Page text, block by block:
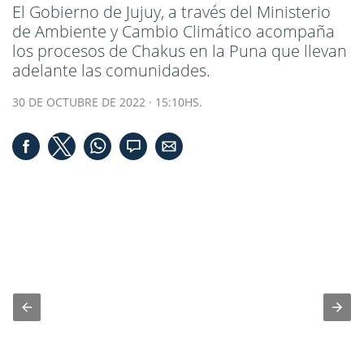
El Gobierno de Jujuy, a través del Ministerio
de Ambiente y Cambio Climático acompaña
los procesos de Chakus en la Puna que llevan
adelante las comunidades.
30 DE OCTUBRE DE 2022 · 15:10HS.